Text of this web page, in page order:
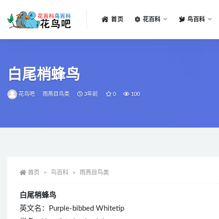
首页 花百科 鸟百科
白尾梢蜂鸟
花鸟吧 雨燕目鸟类 3年前 0 100
首页 鸟百科 雨燕目鸟类
白尾梢蜂鸟
英文名：Purple-bibbed Whitetip